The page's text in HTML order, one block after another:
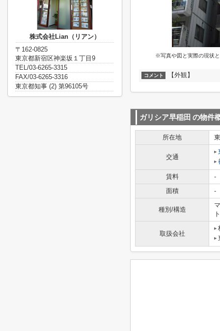
※写真や図と実際の現状
コメント 【外観】
ガリシア早稲田 の物件
所在地
交通
賃料
-
面積
-
種別/構造
ト
取扱会社
株式会社Lian（リアン）
〒162-0825
東京都新宿区神楽坂１丁目9
TEL/03-6265-3315
FAX/03-6265-3316
東京都知事 (2) 第96105号